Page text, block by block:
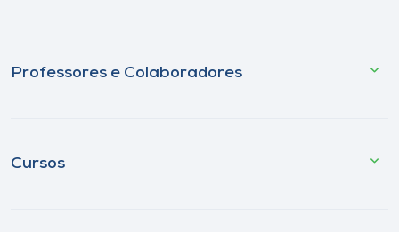
Professores e Colaboradores
Cursos